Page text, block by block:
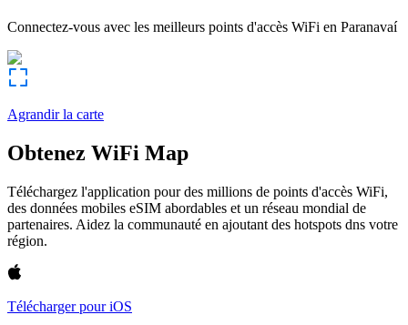
Connectez-vous avec les meilleurs points d'accès WiFi en Paranavaí
Agrandir la carte
Obtenez WiFi Map
Téléchargez l'application pour des millions de points d'accès WiFi,
des données mobiles eSIM abordables et un réseau mondial de
partenaires. Aidez la communauté en ajoutant des hotspots dns votre
région.
Télécharger pour iOS